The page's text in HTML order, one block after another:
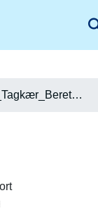
HAM4402_Tagkær_Beretning